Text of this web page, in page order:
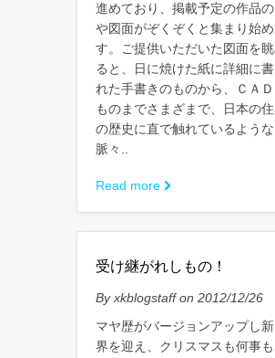
進めており、掲載予定の作品
や図面がぞくぞくと集まり始め
す。ご提供いただいた図面を
ると、日に焼けた紙に詳細に
れた手書きのものから、ＣＡ
ものまでさまざまで、日本の
の歴史に直で触れているような
脈々..
Read more
受け継がれしもの！
By xkblogstaff on 2012/12/26
マヤ歴がバージョンアップし
界を迎え、クリスマスも何事